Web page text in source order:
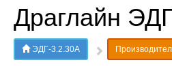
Драглайн
ЭДГ-3.2.30А